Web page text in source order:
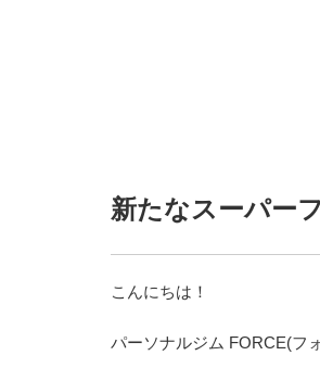
新たなスーパー
こんにちは！
パーソナルジム FORCE(フ